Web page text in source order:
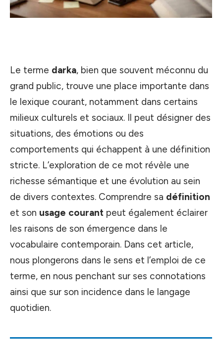
Le terme darka, bien que souvent méconnu du
grand public, trouve une place importante dans
le lexique courant, notamment dans certains
milieux culturels et sociaux. Il peut désigner des
situations, des émotions ou des
comportements qui échappent à une définition
stricte. L’exploration de ce mot révèle une
richesse sémantique et une évolution au sein
de divers contextes. Comprendre sa définition
et son usage courant peut également éclairer
les raisons de son émergence dans le
vocabulaire contemporain. Dans cet article,
nous plongerons dans le sens et l’emploi de ce
terme, en nous penchant sur ses connotations
ainsi que sur son incidence dans le langage
quotidien.